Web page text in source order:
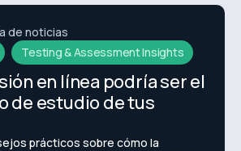
de noticias
Testing & Assessment Insights
en línea podría ser el
de estudio de tus
prácticos sobre cómo la